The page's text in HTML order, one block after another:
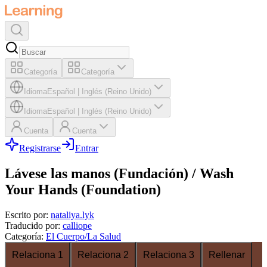
Categoría Categoría
IdiomaEspañol Inglés (Reino Unido)
IdiomaEspañol Inglés (Reino Unido)
Cuenta Cuenta
Registrarse Entrar
Lávese las manos (Fundación) / Wash
Your Hands (Foundation)
Escrito por: nataliya.lyk
Traducido por: calliope
Categoría: El Cuerpo/La Salud
Relaciona 1
Relaciona 2 Relaciona 3 Rellenar